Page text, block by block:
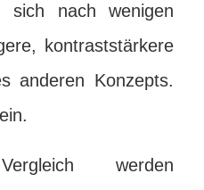
sich nach wenigen
kontraststärkere
anderen Konzepts.
werden